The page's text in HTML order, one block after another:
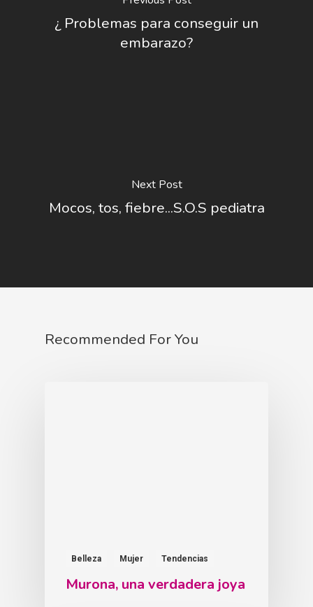
¿ Problemas para conseguir un
embarazo?
Next Post
Mocos, tos, fiebre...S.O.S pediatra
Recommended For You
Belleza Mujer Tendencias
Murona, una verdadera joya